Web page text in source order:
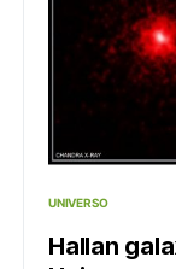
UNIVERSO
Hallan